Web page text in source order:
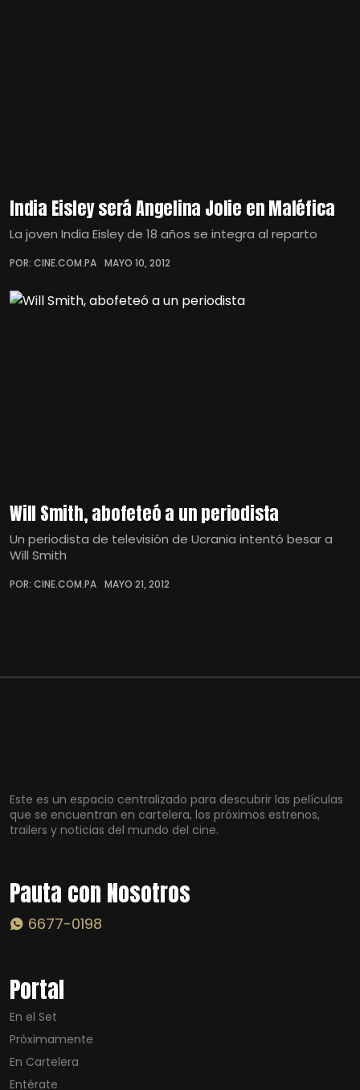
India Eisley será Angelina Jolie en Maléfica
La joven India Eisley de 18 años se integra al reparto
POR: CINE.COM.PA MAYO 10, 2012
Will Smith, abofeteó a un periodista
Un periodista de televisión de Ucrania intentó besar a
Will Smith
POR: CINE.COM.PA MAYO 21, 2012
Este es un espacio centralizado para descubrir las películas
que se encuentran en cartelera, los próximos estrenos,
trailers y noticias del mundo del cine.
Pauta con Nosotros
6677-0198
Portal
En el Set
Próximamente
En Cartelera
Entérate